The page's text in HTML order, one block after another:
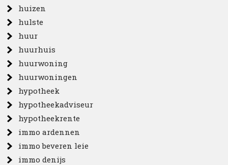
huizen
hulste
huur
huurhuis
huurwoning
huurwoningen
hypotheek
hypotheekadviseur
hypotheekrente
immo ardennen
immo beveren leie
immo denijs